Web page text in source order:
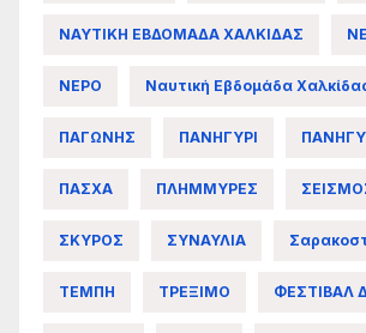
ΝΑΥΤΙΚΗ ΕΒΔΟΜΑΔΑ ΧΑΛΚΙΔΑΣ
ΝΕΡΟ Ναυτική Εβδομάδα
ΠΑΓΩΝΗΣ ΠΑΝΗΓΥΡΙ
ΠΑΣΧΑ ΠΛΗΜΜΥΡΕΣ
ΣΚΥΡΟΣ ΣΥΝΑΥΛΙΑ
ΤΕΜΠΗ ΤΡΕΞΙΜΟ ΦΕΣΤΙΒΑΛ